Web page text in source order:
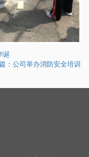
诞
： 公司举办消防安全培训